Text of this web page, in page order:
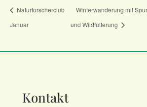
Naturforscherclub
Januar
Winterwanderung mit
und Wildfütterung
Kontakt